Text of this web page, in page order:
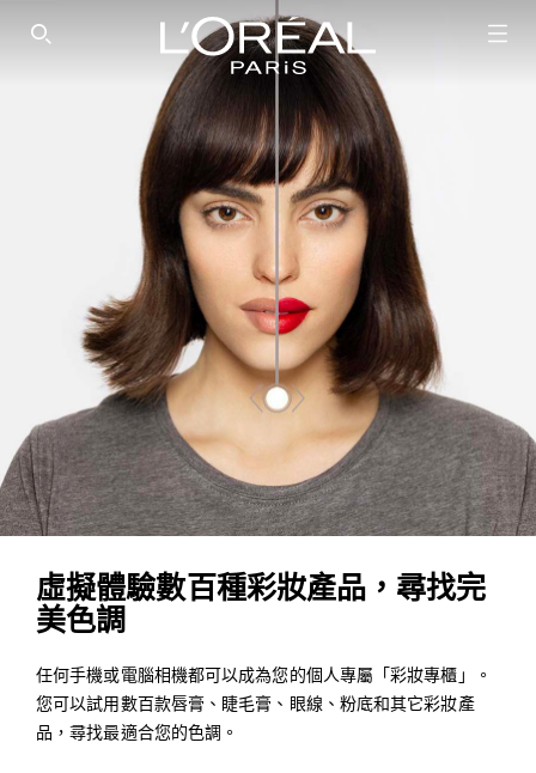
SEARCH THIS SITE
虛擬體驗數百種彩妝產品，尋找完
美色調
任何手機或電腦相機都可以成為您的個人專屬「彩妝專櫃」。
您可以試用數百款唇膏、睫毛膏、眼線、粉底和其它彩妝產
品，尋找最適合您的色調。